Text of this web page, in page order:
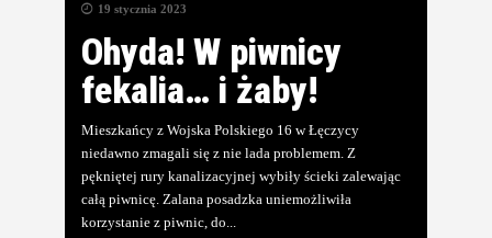
19 stycznia 2023
Ohyda! W piwnicy
fekalia… i żaby!
Mieszkańcy z Wojska Polskiego 16 w Łęczycy
niedawno zmagali się z nie lada problemem. Z
pękniętej rury kanalizacyjnej wybiły ścieki zalewając
całą piwnicę. Zalana posadzka uniemożliwiła
korzystanie z piwnic, do